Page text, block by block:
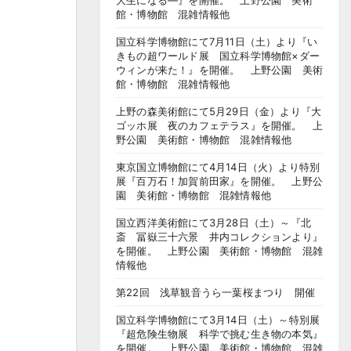
館・博物館 混雑情報他
国立科学博物館にて7月11日（土）より『い
きもの超ワールド展 国立科学博物館×ダー
ウィンが来た！』を開催。 上野公園 美術
館・博物館 混雑情報他
上野の森美術館にて5月29日（金）より『大
ゴッホ展 夜のカフェテラス』を開催。 上
野公園 美術館・博物館 混雑情報他
東京国立博物館にて4月14日（火）より特別
展『百万石！加賀前田家』を開催。 上野公
園 美術館・博物館 混雑情報他
国立西洋美術館にて3月28日（土）～『北
斎 冨嶽三十六景 井内コレクションより』
を開催。 上野公園 美術館・博物館 混雑
情報他
第22回 浅草観音うら一葉桜まつり 開催
国立科学博物館にて3月14日（土）～特別展
『超危険生物展 科学で挑む生き物の本気』
を開催。 上野公園 美術館・博物館 混雑